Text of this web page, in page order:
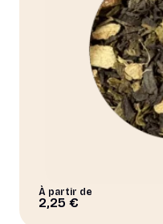
À partir de
2,25 €
Ce